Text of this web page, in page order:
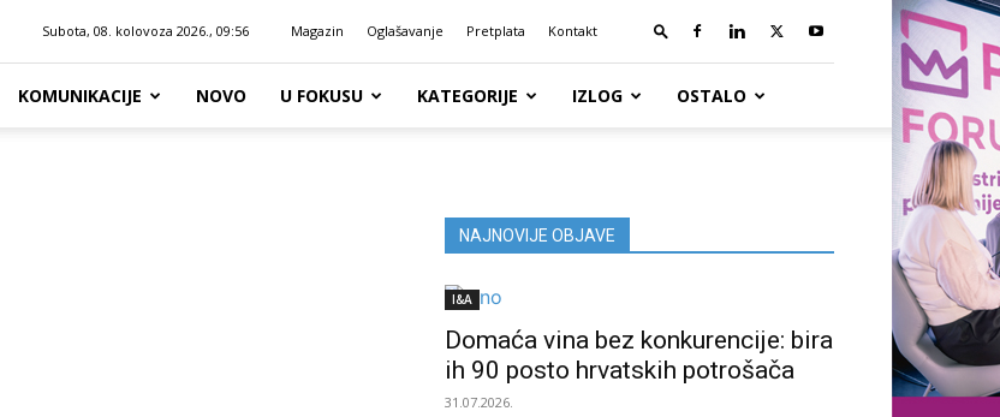
Subota, 08. kolovoza 2026., 09:56 Magazin Oglašavanje Pretplata Kontakt
KOMUNIKACIJE NOVO U FOKUSU KATEGORIJE IZLOG OSTALO
NAJNOVIJE OBJAVE
I&A
Domaća vina bez konkurencije: bira
ih 90 posto hrvatskih potrošača
31.07.2026.